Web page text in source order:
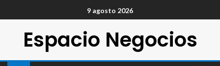
9 agosto 2026
Espacio Negocios